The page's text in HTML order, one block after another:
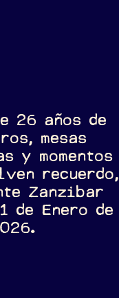
26 años de
mesas
y momentos
recuerdo,
Zanzibar
de Enero de